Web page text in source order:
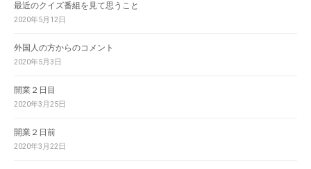
最近のクイズ番組を見て思うこと
2020年5月12日
外国人の方からのコメント
2020年5月3日
開業２日目
2020年3月25日
開業２日前
2020年3月22日